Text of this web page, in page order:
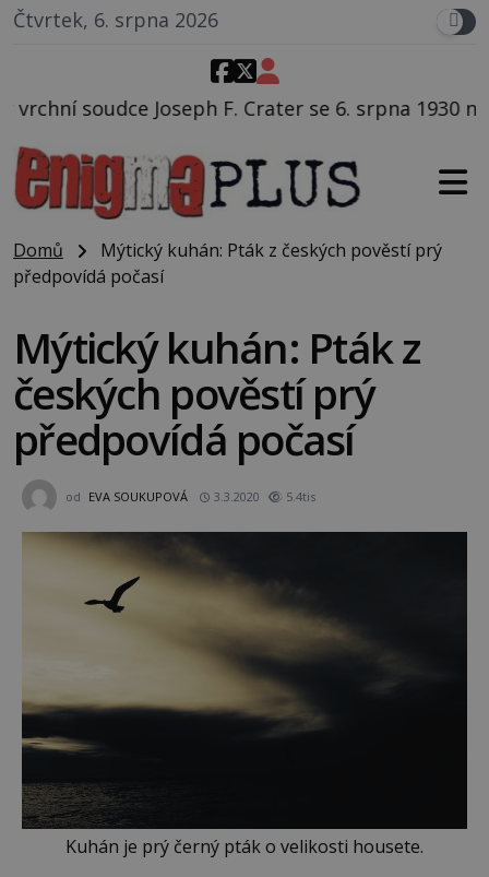
Čtvrtek, 6. srpna 2026
F. Crater se 6. srpna 1930 navečeří ve své
Domů
Mýtický kuhán: Pták z českých pověstí prý
předpovídá počasí
Mýtický kuhán: Pták z
českých pověstí prý
předpovídá počasí
od EVA SOUKUPOVÁ 3.3.2020 5.4tis
Kuhán je prý černý pták o velikosti housete.